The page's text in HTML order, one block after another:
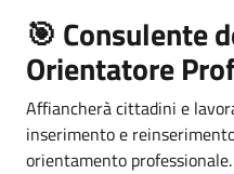
🎯 Consulente
Orientatore
Affiancherà cittadini e
inserimento e
orientamento professionale.